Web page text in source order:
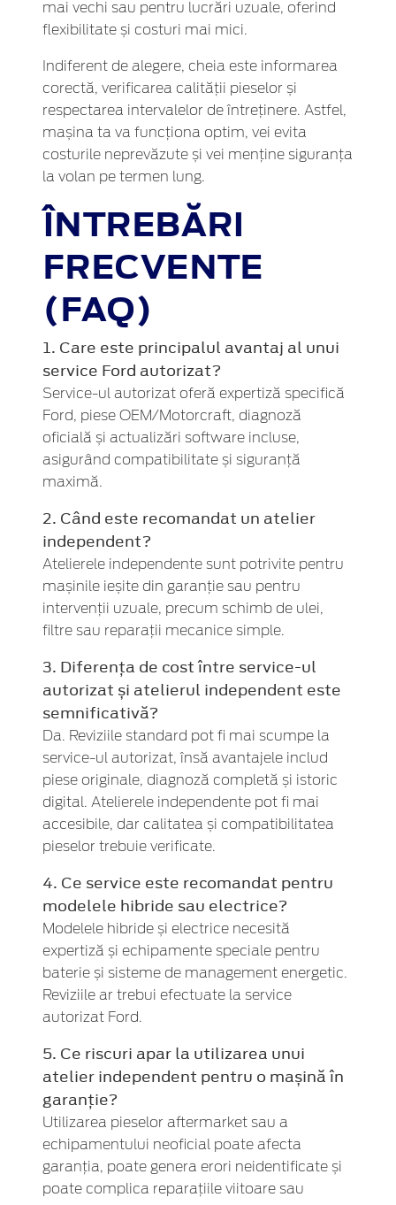
mai vechi sau pentru lucrări uzuale, oferind
flexibilitate și costuri mai mici.
Indiferent de alegere, cheia este informarea
corectă, verificarea calității pieselor și
respectarea intervalelor de întreținere. Astfel,
mașina ta va funcționa optim, vei evita
costurile neprevăzute și vei menține siguranța
la volan pe termen lung.
ÎNTREBĂRI
FRECVENTE
(FAQ)
1. Care este principalul avantaj al unui
service Ford autorizat?
Service-ul autorizat oferă expertiză specifică
Ford, piese OEM/Motorcraft, diagnoză
oficială și actualizări software incluse,
asigurând compatibilitate și siguranță
maximă.
2. Când este recomandat un atelier
independent?
Atelierele independente sunt potrivite pentru
mașinile ieșite din garanție sau pentru
intervenții uzuale, precum schimb de ulei,
filtre sau reparații mecanice simple.
3. Diferența de cost între service-ul
autorizat și atelierul independent este
semnificativă?
Da. Reviziile standard pot fi mai scumpe la
service-ul autorizat, însă avantajele includ
piese originale, diagnoză completă și istoric
digital. Atelierele independente pot fi mai
accesibile, dar calitatea și compatibilitatea
pieselor trebuie verificate.
4. Ce service este recomandat pentru
modelele hibride sau electrice?
Modelele hibride și electrice necesită
expertiză și echipamente speciale pentru
baterie și sisteme de management energetic.
Reviziile ar trebui efectuate la service
autorizat Ford.
5. Ce riscuri apar la utilizarea unui
atelier independent pentru o mașină în
garanție?
Utilizarea pieselor aftermarket sau a
echipamentului neoficial poate afecta
garanția, poate genera erori neidentificate și
poate complica reparațiile viitoare sau